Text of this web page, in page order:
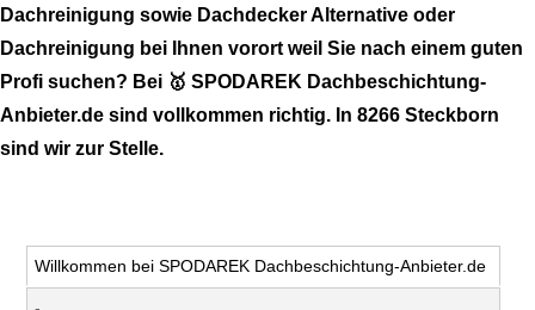
Dachreinigung sowie Dachdecker Alternative oder
Dachreinigung bei Ihnen vorort weil Sie nach einem guten
Profi suchen? Bei 🥇 SPODAREK Dachbeschichtung-
Anbieter.de sind vollkommen richtig. In 8266 Steckborn
sind wir zur Stelle.
Willkommen bei SPODAREK Dachbeschichtung-Anbieter.de